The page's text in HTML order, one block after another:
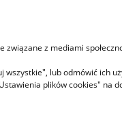
z mediami
lub odmówić ich
plików cookies" na